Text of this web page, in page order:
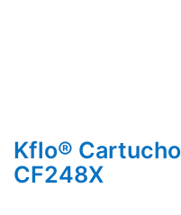
Kflo®
CF248X